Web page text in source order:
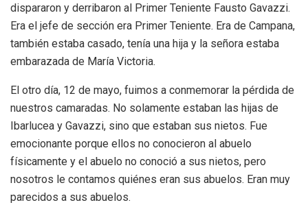
dispararon y derribaron al Primer Teniente Fausto Gavazzi.
Era el jefe de sección era Primer Teniente. Era de Campana,
también estaba casado, tenía una hija y la señora estaba
embarazada de María Victoria.
El otro día, 12 de mayo, fuimos a conmemorar la pérdida de
nuestros camaradas. No solamente estaban las hijas de
Ibarlucea y Gavazzi, sino que estaban sus nietos. Fue
emocionante porque ellos no conocieron al abuelo
físicamente y el abuelo no conoció a sus nietos, pero
nosotros le contamos quiénes eran sus abuelos. Eran muy
parecidos a sus abuelos.